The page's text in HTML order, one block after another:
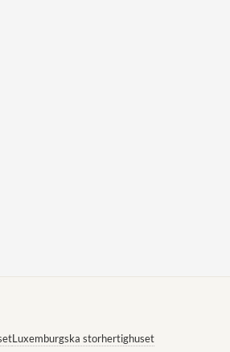
Luxemburgska storhertighuset